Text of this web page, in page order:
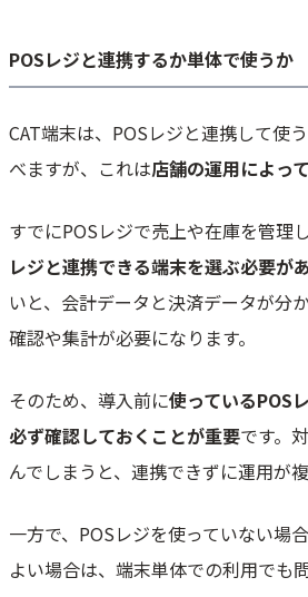
POSレジと連携するか単体で使うか
CAT端末は、POSレジと連携して使
べますが、これは店舗の運用によっ
すでにPOSレジで売上や在庫を管理
レジと連携できる端末を選ぶ必要があ
いと、会計データと決済データが分
確認や集計が必要になります。
そのため、導入前に使っているPOS
必ず確認しておくことが重要です。
んでしまうと、連携できずに運用が複
一方で、POSレジを使っていない場
よい場合は、端末単体での利用でも